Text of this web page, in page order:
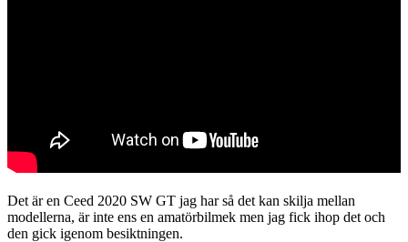
Det är en Ceed 2020 SW GT jag har så det kan skilja mellan
modellerna, är inte ens en amatörbilmek men jag fick ihop det och
den gick igenom besiktningen.